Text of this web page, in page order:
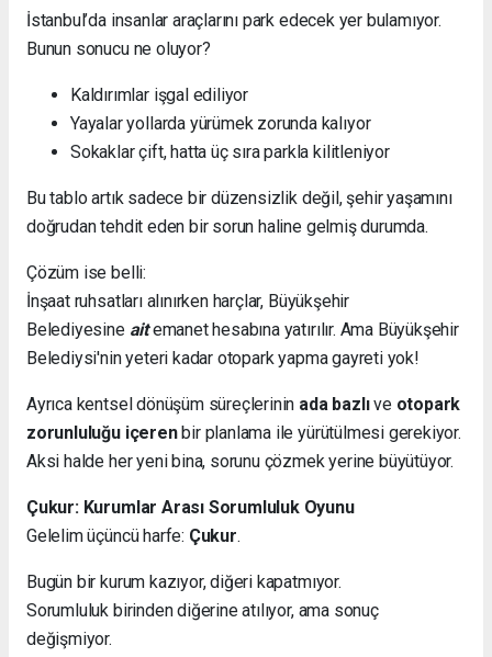
İstanbul’da insanlar araçlarını park edecek yer bulamıyor.
Bunun sonucu ne oluyor?
Kaldırımlar işgal ediliyor
Yayalar yollarda yürümek zorunda kalıyor
Sokaklar çift, hatta üç sıra parkla kilitleniyor
Bu tablo artık sadece bir düzensizlik değil, şehir yaşamını
doğrudan tehdit eden bir sorun haline gelmiş durumda.
Çözüm ise belli:
İnşaat ruhsatları alınırken harçlar, Büyükşehir
Belediyesine aitemanet hesabına yatırılır. Ama Büyükşehir
Belediysi'nin yeteri kadar otopark yapma gayreti yok!
Ayrıca kentsel dönüşüm süreçlerinin ada bazlıve otopark
zorunluluğu içerenbir planlama ile yürütülmesi gerekiyor.
Aksi halde her yeni bina, sorunu çözmek yerine büyütüyor.
Çukur: Kurumlar Arası Sorumluluk Oyunu
Gelelim üçüncü harfe: Çukur.
Bugün bir kurum kazıyor, diğeri kapatmıyor.
Sorumluluk birinden diğerine atılıyor, ama sonuç
değişmiyor.